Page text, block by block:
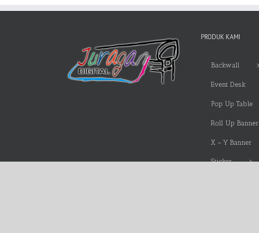
PRODUK KAMI
Backwall
Event Desk
Pop Up Table
Roll Up Banner
X – Y Banner
Sticker